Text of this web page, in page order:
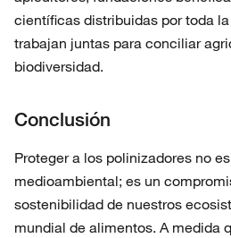
científicas distribuidas por toda
trabajan juntas para conciliar
biodiversidad.
Conclusión
Proteger a los polinizadores no
medioambiental; es un
sostenibilidad de nuestros
mundial de alimentos. A medida